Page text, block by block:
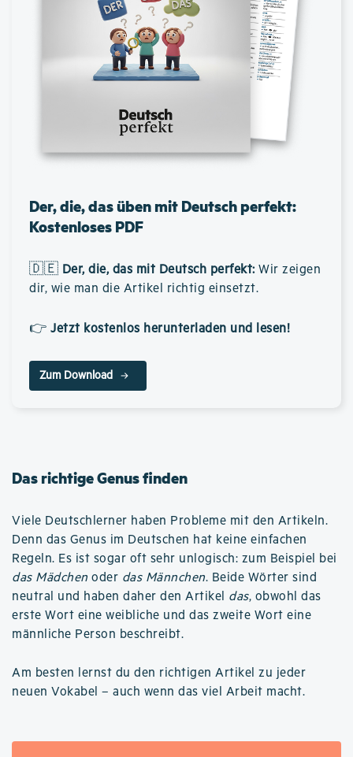
Der, die, das üben mit Deutsch perfekt:
Kostenloses PDF
🇩🇪 Der, die, das mit Deutsch perfekt: Wir zeigen
dir, wie man die Artikel richtig einsetzt.
👉 Jetzt kostenlos herunterladen und lesen!
Zum Download
Das richtige Genus finden
Viele Deutschlerner haben Probleme mit den Artikeln.
Denn das Genus im Deutschen hat keine einfachen
Regeln. Es ist sogar oft sehr unlogisch: zum Beispiel bei
das Mädchen oder das Männchen. Beide Wörter sind
neutral und haben daher den Artikel das, obwohl das
erste Wort eine weibliche und das zweite Wort eine
männliche Person beschreibt.
Am besten lernst du den richtigen Artikel zu jeder
neuen Vokabel – auch wenn das viel Arbeit macht.